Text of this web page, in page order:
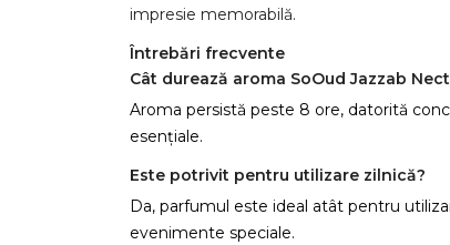
impresie memorabilă.
Întrebări frecvente
Cât durează aroma SoOud Jazzab
Aroma persistă peste 8 ore, datorită
esențiale.
Este potrivit pentru utilizare zilnică?
Da, parfumul este ideal atât pentru
evenimente speciale.